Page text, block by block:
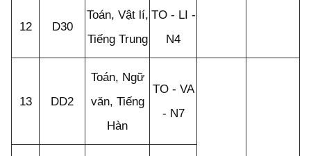
12 D30
Toán, Vật lí,
Tiếng Trung
TO - LI -
N4
13 DD2
Toán, Ngữ
văn, Tiếng
Hàn
TO - VA
- N7